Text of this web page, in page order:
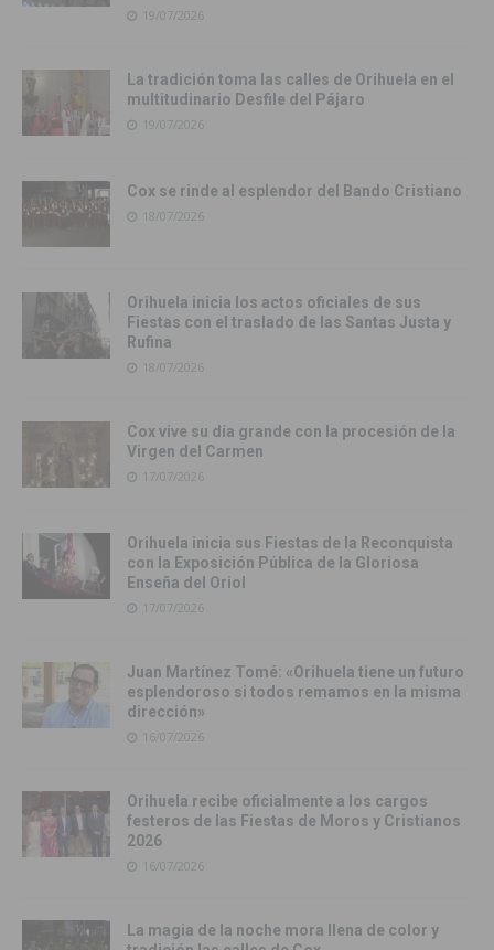
19/07/2026
La tradición toma las calles de Orihuela en el
multitudinario Desfile del Pájaro
19/07/2026
Cox se rinde al esplendor del Bando Cristiano
18/07/2026
Orihuela inicia los actos oficiales de sus
Fiestas con el traslado de las Santas Justa y
Rufina
18/07/2026
Cox vive su día grande con la procesión de la
Virgen del Carmen
17/07/2026
Orihuela inicia sus Fiestas de la Reconquista
con la Exposición Pública de la Gloriosa
Enseña del Oriol
17/07/2026
Juan Martínez Tomé: «Orihuela tiene un futuro
esplendoroso si todos remamos en la misma
dirección»
16/07/2026
Orihuela recibe oficialmente a los cargos
festeros de las Fiestas de Moros y Cristianos
2026
16/07/2026
La magia de la noche mora llena de color y